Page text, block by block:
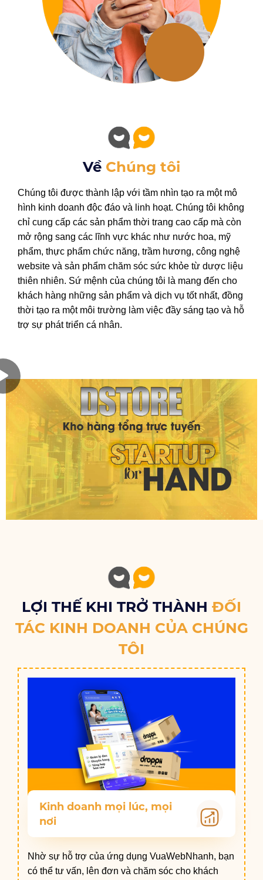
Về Chúng tôi
Chúng tôi được thành lập với tầm nhìn tạo ra một mô
hình kinh doanh độc đáo và linh hoạt. Chúng tôi không
chỉ cung cấp các sản phẩm thời trang cao cấp mà còn
mở rộng sang các lĩnh vực khác như nước hoa, mỹ
phẩm, thực phẩm chức năng, trầm hương, công nghệ
website và sản phẩm chăm sóc sức khỏe từ dược liệu
thiên nhiên. Sứ mệnh của chúng tôi là mang đến cho
khách hàng những sản phẩm và dịch vụ tốt nhất, đồng
thời tạo ra một môi trường làm việc đầy sáng tạo và hỗ
trợ sự phát triển cá nhân.
LỢI THẾ KHI TRỞ THÀNH ĐỐI
TÁC KINH DOANH CỦA CHÚNG
TÔI
Kinh doanh mọi lúc, mọi
nơi
Nhờ sự hỗ trợ của ứng dụng VuaWebNhanh, bạn
có thể tư vấn, lên đơn và chăm sóc cho khách